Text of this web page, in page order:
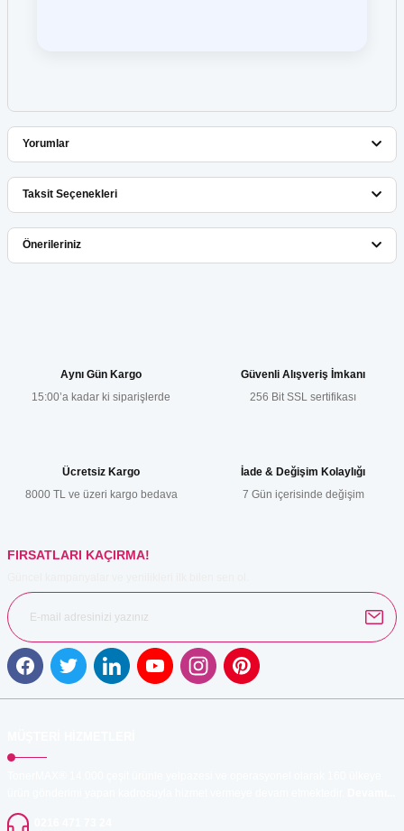
Yorumlar
Bu ürüne ilk yorumu siz yapın!
Taksit Seçenekleri
Önerileriniz
Ürün resmi kalitesiz, bozuk veya görüntülenemiyor.
Ürün fiyatı diğer sitelerden daha pahalı.
Aynı Gün Kargo
15:00’a kadar ki siparişlerde
Güvenli Alışveriş İmkanı
256 Bit SSL sertifikası
Ücretsiz Kargo
8000 TL ve üzeri kargo bedava
İade & Değişim Kolaylığı
7 Gün içerisinde değişim
FIRSATLARI KAÇIRMA!